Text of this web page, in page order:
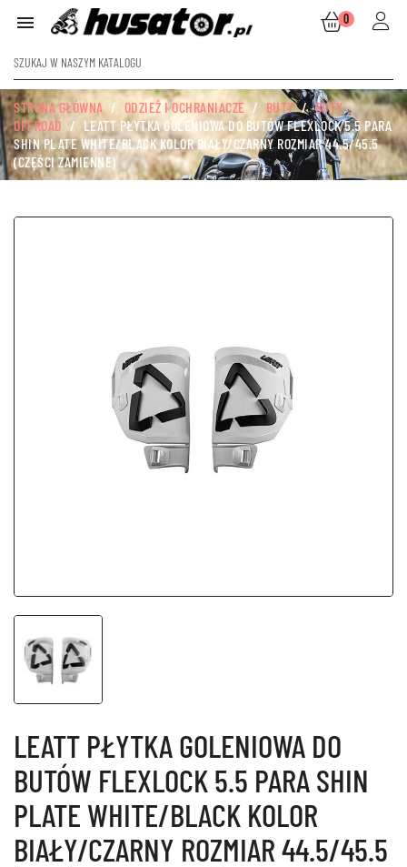
 0
STRONA GŁÓWNA ODZIEŻ I OCHRANIACZE BUTY
BUTY
OFFROAD
LEATT PŁYTKA GOLENIOWA DO BUTÓW FLEXLOCK 5.5 PARA
SHIN PLATE WHITE/BLACK KOLOR BIAŁY/CZARNY ROZMIAR 44.5/45.5
(CZĘŚCI ZAMIENNE)
LEATT PŁYTKA GOLENIOWA DO
BUTÓW FLEXLOCK 5.5 PARA SHIN
PLATE WHITE/BLACK KOLOR
BIAŁY/CZARNY ROZMIAR 44.5/45.5